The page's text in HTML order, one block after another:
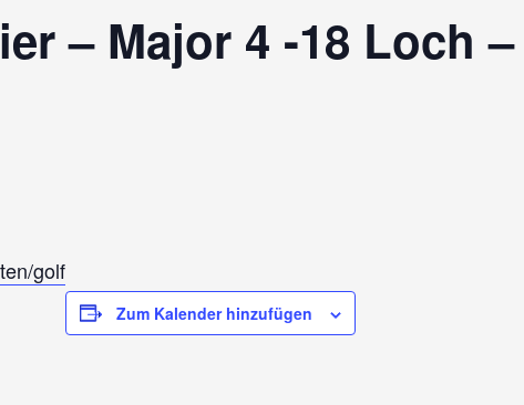
– Major 4 -18 Loch –
golf
Zum Kalender hinzufügen